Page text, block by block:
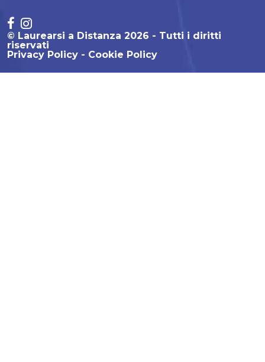
© Laurearsi a Distanza 2026 - Tutti i diritti
riservati
Privacy Policy
Cookie Policy